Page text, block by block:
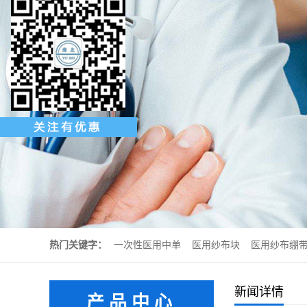
热门关键字： 一次性医用中单 医用纱布块 医用纱布绷
产品中心
新闻详情